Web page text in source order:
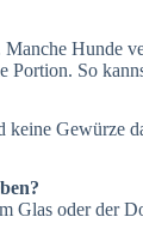
Hunde
So
Glas oder der